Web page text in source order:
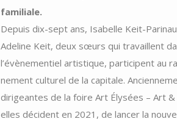
familiale.
Depuis dix-sept ans, Isabelle Keit-
Adeline Keit, deux sœurs qui travaillent
l’évènementiel artistique, participent au
nement culturel de la capitale.
dirigeantes de la foire Art Élysées – Art &
elles décident en 2021, de lancer la